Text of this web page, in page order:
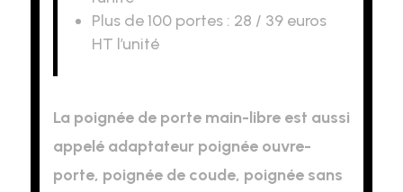
Plus de 100 portes : 28 / 39 euros
HT l’unité
La poignée de porte main-libre est aussi
appelé adaptateur poignée ouvre-
porte, poignée de coude, poignée sans